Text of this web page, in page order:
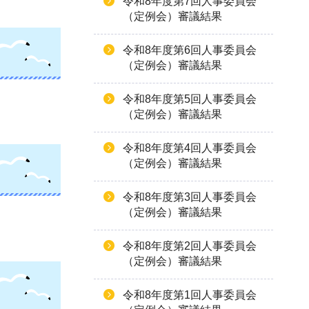
（定例会）審議結果
令和8年度第6回人事委員会
（定例会）審議結果
令和8年度第5回人事委員会
（定例会）審議結果
令和8年度第4回人事委員会
（定例会）審議結果
令和8年度第3回人事委員会
（定例会）審議結果
令和8年度第2回人事委員会
（定例会）審議結果
令和8年度第1回人事委員会